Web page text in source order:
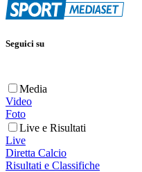
Seguici su
Media
Video
Foto
Live e Risultati
Live
Diretta Calcio
Risultati e Classifiche